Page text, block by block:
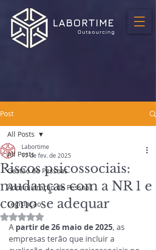
LABORTIME
Outsourcing
Post
All Posts
Gestão de Pessoas
Administração de Pessoal
Legislação
All Posts
Riscos psicossociais:
mudanças com a NR 1 e
como se adequar
Labortime
17 de fev. de 2025
Avaliado com NaN de 5 estrelas.
A partir de 26 maio de 2025, as
empresas terão que incluir a